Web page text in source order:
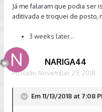
se estou falando
Já me falaram que podia ser
aditivada e troquei de posto,
3 weeks later...
NARIGA44
Postado November 29, 2018
Em 11/13/2018 at